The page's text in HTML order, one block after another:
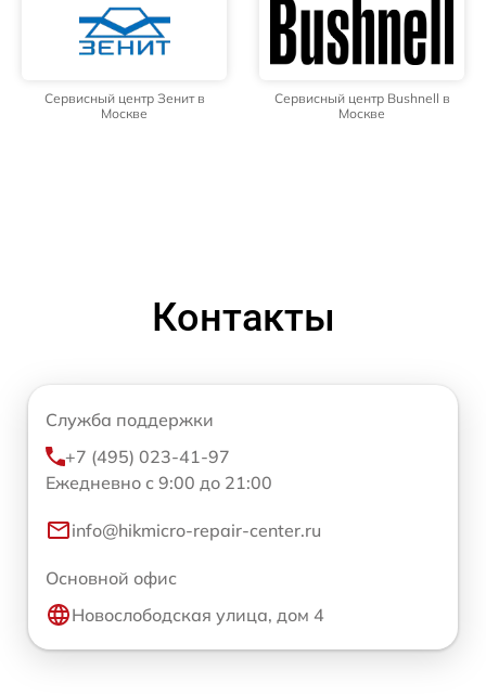
Сервисный центр Зенит в
Москве
Сервисный центр Bushnell в
Москве
Контакты
Служба поддержки
+7 (495) 023-41-97
Ежедневно с 9:00 до 21:00
info@hikmicro-repair-center.ru
Основной офис
Новослободская улица, дом 4